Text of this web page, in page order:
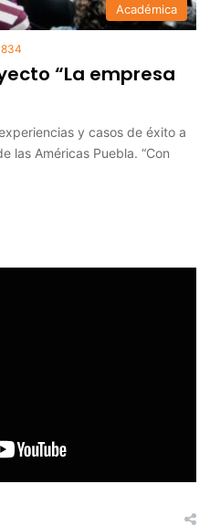
Académica
834
“La empresa
y casos de éxito a
las Américas Puebla. “Con